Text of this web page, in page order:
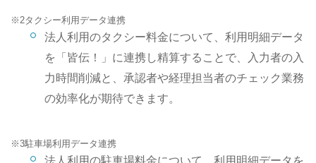
※2タクシー利用データ連携
法人利用のタクシー料金について、利用明細データ
を「皆伝！」に連携し精算することで、入力者の入
力時間削減と、承認者や経理担当者のチェック業務
の効率化が期待できます。
※3駐車場利用データ連携